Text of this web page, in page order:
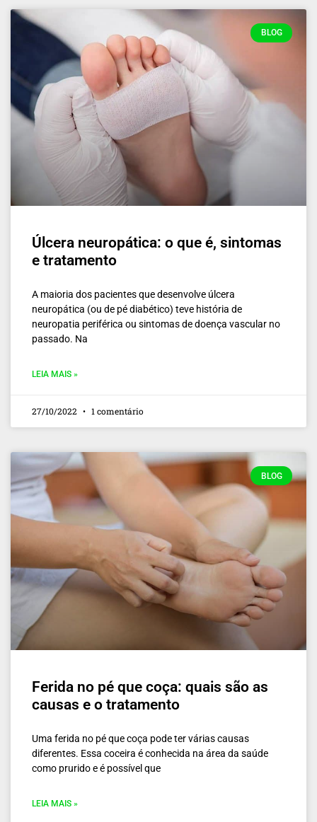
BLOG
Úlcera neuropática: o que é, sintomas
e tratamento
A maioria dos pacientes que desenvolve úlcera
neuropática (ou de pé diabético) teve história de
neuropatia periférica ou sintomas de doença vascular no
passado. Na
LEIA MAIS »
27/10/2022 1 comentário
BLOG
Ferida no pé que coça: quais são as
causas e o tratamento
Uma ferida no pé que coça pode ter várias causas
diferentes. Essa coceira é conhecida na área da saúde
como prurido e é possível que
LEIA MAIS »